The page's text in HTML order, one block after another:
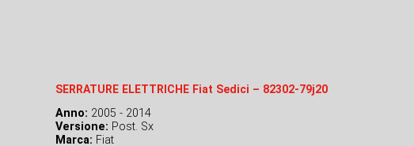
SERRATURE ELETTRICHE Fiat Sedici – 82302-79j20
Anno: 2005 - 2014
Versione: Post. Sx
Marca: Fiat